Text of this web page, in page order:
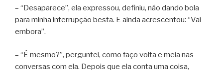
– “Desaparece”, ela expressou, definiu, não dando bola
para minha interrupção besta. E ainda acrescentou: “Vai
embora”.
– “É mesmo?”, perguntei, como faço volta e meia nas
conversas com ela. Depois que ela conta uma coisa,